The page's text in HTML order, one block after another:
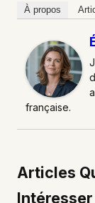
À propos
française.
Articles
Intéresser